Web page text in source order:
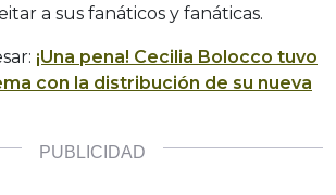
a sus fanáticos y fanáticas.
¡Una pena! Cecilia Bolocco tuvo
con la distribución de su nueva